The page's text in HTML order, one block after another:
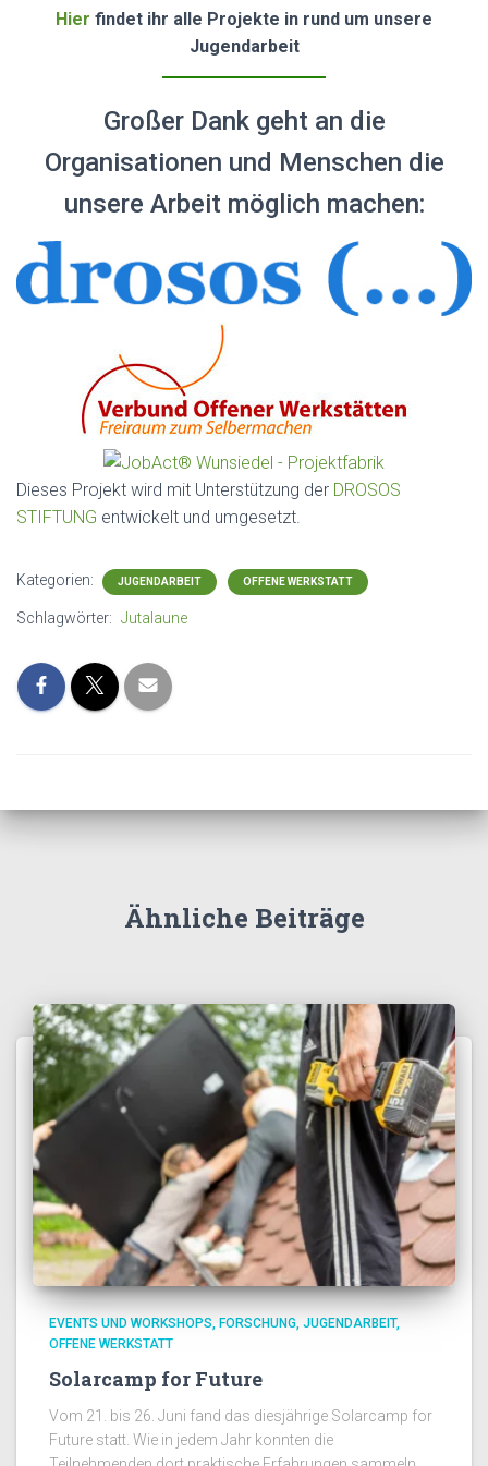
Hier findet ihr alle Projekte in rund um unsere
Jugendarbeit
Großer Dank geht an die
Organisationen und Menschen die
unsere Arbeit möglich machen:
Dieses Projekt wird mit Unterstützung der DROSOS
STIFTUNG entwickelt und umgesetzt.
Kategorien: JUGENDARBEIT OFFENE WERKSTATT
Schlagwörter: Jutalaune
Ähnliche Beiträge
EVENTS UND WORKSHOPS FORSCHUNG JUGENDARBEIT
OFFENE WERKSTATT
Solarcamp for Future
Vom 21. bis 26. Juni fand das diesjährige Solarcamp for
Future statt. Wie in jedem Jahr konnten die